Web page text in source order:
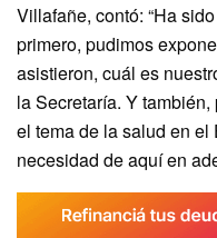
Villafañe, contó: “Ha
primero, pudimos
asistieron, cuál es
la Secretaría. Y
el tema de la salud en
necesidad de aquí en